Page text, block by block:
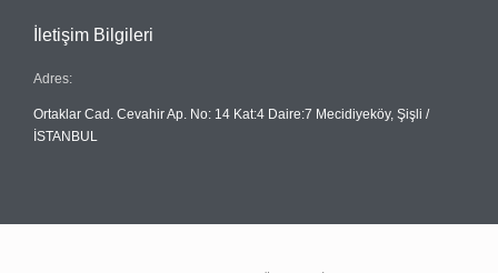
İletişim Bilgileri
Adres:
Ortaklar Cad. Cevahir Ap. No: 14 Kat:4 Daire:7 Mecidiyeköy, Şişli /
İSTANBUL